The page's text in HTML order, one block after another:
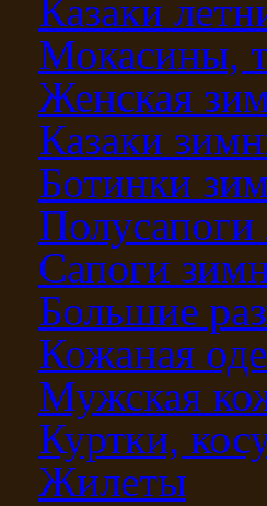
Казаки
Мокасины,
Женская
Казаки
Ботинки
Полусапоги
Сапоги
Большие
Кожаная
Мужская
Куртки,
Жилеты